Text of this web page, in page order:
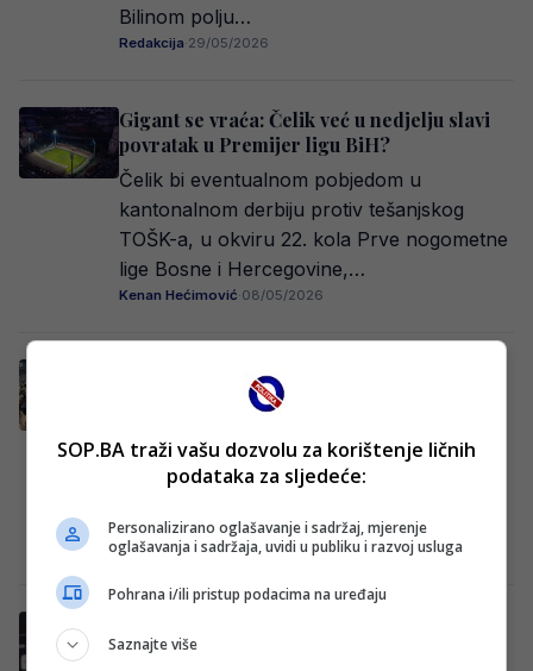
Bilinom polju…
Redakcija·29/05/2026
Gigant se vraća: Čelik već u nedjelju slavi
povratak u Premijer ligu BiH?
Čelik bi eventualnom pobjedom u
kantonalnom derbiju protiv tešanjskog
TOŠK-a, u okviru 22. kola Prve nogometne
lige Bosne i Hercegovine,…
Kenan Hećimović·08/05/2026
Kad krene, onda ide: Još jedna odlična
vijest za Barbareza pred SP
Bosne i Hercegovine Nidala Čelika, koji se
ponovo vratio u konkurenciju za sastav
francuskog Lensa….
Kenan Hećimović·08/05/2026
kraja za Sergeja Barbareza
SOP.BA traži vašu dozvolu za korištenje ličnih
podataka za sljedeće:
Personalizirano oglašavanje i sadržaj, mjerenje
oglašavanja i sadržaja, uvidi u publiku i razvoj usluga
Pohrana i/ili pristup podacima na uređaju
Saznajte više